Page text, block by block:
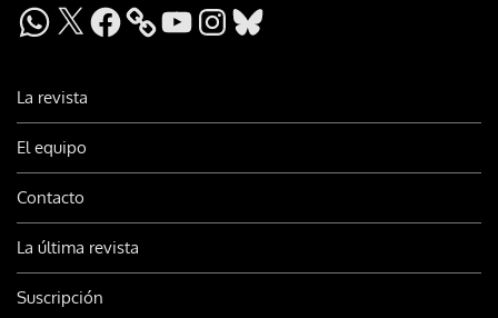
WhatsApp
X Facebook YouTubeInstagram
Bluesky
La revista
El equipo
Contacto
La última revista
Suscripción